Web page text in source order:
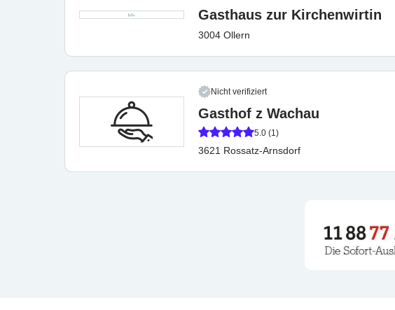
Gasthaus zur Kirchenwirtin
3004 Ollern
Nicht verifiziert
Gasthof z Wachau
5.0 (1)
3621 Rossatz-Arnsdorf